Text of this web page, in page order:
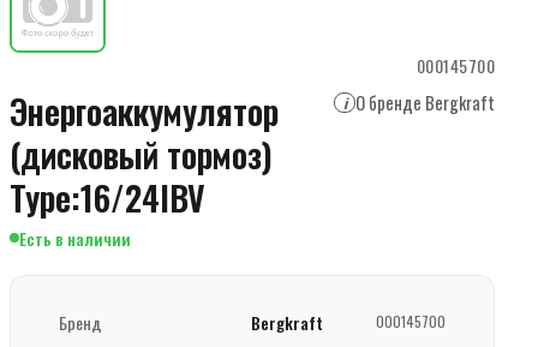
000145700
Энергоаккумулятор
(дисковый тормоз)
Type:16/24IBV
i О бренде Bergkraft
Есть в наличии
Бренд Bergkraft 000145700